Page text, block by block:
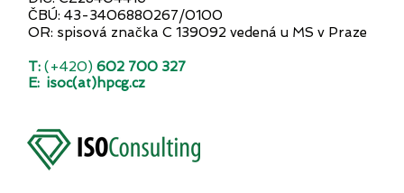
ČBÚ: 43-3406880267/0100
OR: spisová značka C 139092 vedená u MS v Praze
T: (+420) 602 700 327
E: isoc(at)hpcg.cz